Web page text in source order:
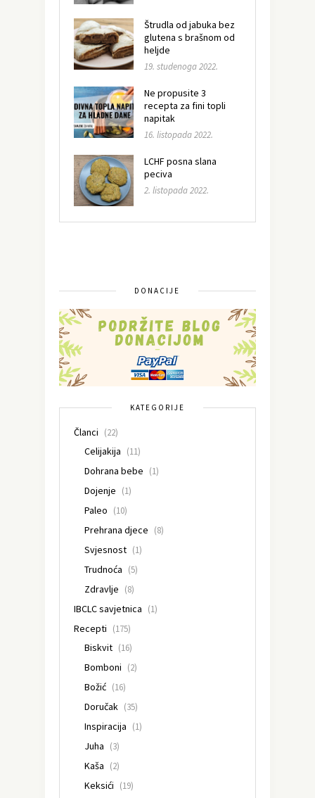
Štrudla od jabuka bez
glutena s brašnom od
heljde
19. studenoga 2022.
Ne propusite 3
recepta za fini topli
napitak
16. listopada 2022.
LCHF posna slana
peciva
2. listopada 2022.
DONACIJE
KATEGORIJE
Članci (22)
Celijakija (11)
Dohrana bebe (1)
Dojenje (1)
Paleo (10)
Prehrana djece (8)
Svjesnost (1)
Trudnoća (5)
Zdravlje (8)
IBCLC savjetnica (1)
Recepti (175)
Biskvit (16)
Bomboni (2)
Božić (16)
Doručak (35)
Inspiracija (1)
Juha (3)
Kaša (2)
Keksići (19)